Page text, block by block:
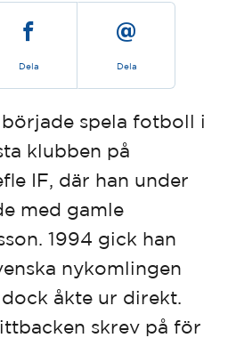
Dela Dela
spela fotboll i
klubben på
IF, där han under
med gamle
1994 gick han
nykomlingen
åkte ur direkt.
skrev på för